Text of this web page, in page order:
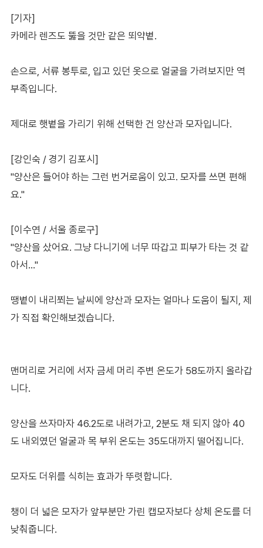
[기자]
카메라 렌즈도 뚫을 것만 같은 뙤약볕.
손으로, 서류 봉투로, 입고 있던 옷으로 얼굴을 가려보지만 역
부족입니다.
제대로 햇볕을 가리기 위해 선택한 건 양산과 모자입니다.
[강인숙 / 경기 김포시]
"양산은 들어야 하는 그런 번거로움이 있고. 모자를 쓰면 편해
요."
[이수연 / 서울 종로구]
"양산을 샀어요. 그냥 다니기에 너무 따갑고 피부가 타는 것 같
아서…"
땡볕이 내리쬐는 날씨에 양산과 모자는 얼마나 도움이 될지, 제
가 직접 확인해보겠습니다.
맨머리로 거리에 서자 금세 머리 주변 온도가 58도까지 올라갑
니다.
양산을 쓰자마자 46.2도로 내려가고, 2분도 채 되지 않아 40
도 내외였던 얼굴과 목 부위 온도는 35도대까지 떨어집니다.
모자도 더위를 식히는 효과가 뚜렷합니다.
챙이 더 넓은 모자가 앞부분만 가린 캡모자보다 상체 온도를 더
낮춰줍니다.